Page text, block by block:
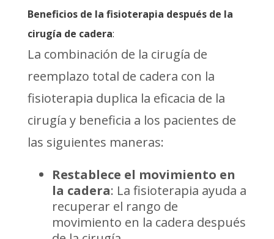
Beneficios de la fisioterapia después de la
cirugía de cadera:
La combinación de la cirugía de
reemplazo total de cadera con la
fisioterapia duplica la eficacia de la
cirugía y beneficia a los pacientes de
las siguientes maneras:
Restablece el movimiento en
la cadera: La fisioterapia ayuda a
recuperar el rango de
movimiento en la cadera después